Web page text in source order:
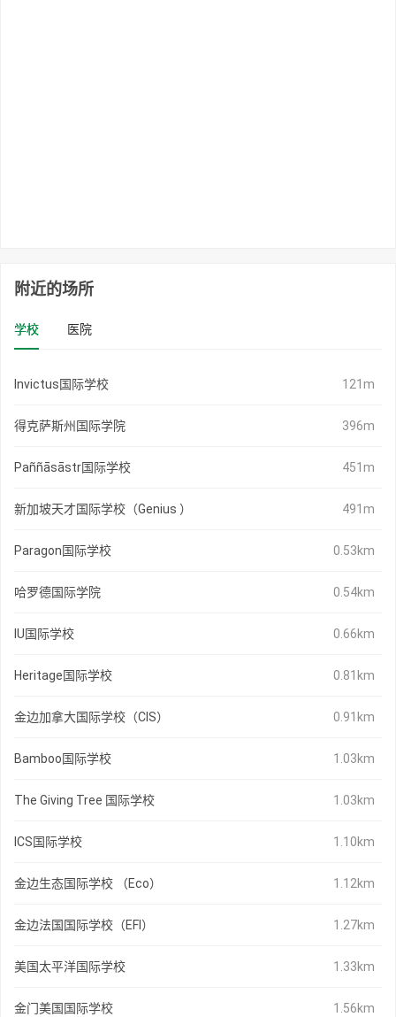
附近的场所
学校 医院
Invictus国际学校 121m
得克萨斯州国际学院 396m
Paññāsāstr国际学校 451m
新加坡天才国际学校（Genius ） 491m
Paragon国际学校 0.53km
哈罗德国际学院 0.54km
IU国际学校 0.66km
Heritage国际学校 0.81km
金边加拿大国际学校（CIS） 0.91km
Bamboo国际学校 1.03km
The Giving Tree 国际学校 1.03km
ICS国际学校 1.10km
金边生态国际学校 （Eco） 1.12km
金边法国国际学校（EFI） 1.27km
美国太平洋国际学校 1.33km
金门美国国际学校 1.56km